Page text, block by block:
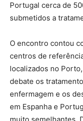
Portugal cerca de
submetidos a
O encontro contou
centros de
localizados no
debate os
enfermagem e os
em Espanha e